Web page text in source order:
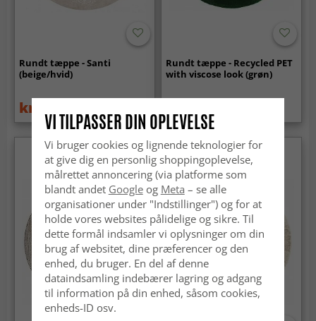
Rundt tæppe - Santi
(beige/hvid)
kr.449
Rundt tæppe - Recycled PET
with viscose look (grøn)
VI TILPASSER DIN OPLEVELSE
Vi bruger cookies og lignende teknologier for
at give dig en personlig shoppingoplevelse,
målrettet annoncering (via platforme som
blandt andet Googleog Meta – se alle
organisationer under "Indstillinger") og for at
holde vores websites pålidelige og sikre. Til
dette formål indsamler vi oplysninger om din
brug af websitet, dine præferencer og den
enhed, du bruger. En del af denne
dataindsamling indebærer lagring og adgang
til information på din enhed, såsom cookies,
enheds-ID osv.